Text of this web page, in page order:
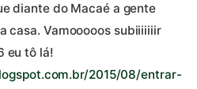
diante do Macaé a gente
casa. Vamooooos subiiiiiiir
eu tô lá!
2015/08/entrar-